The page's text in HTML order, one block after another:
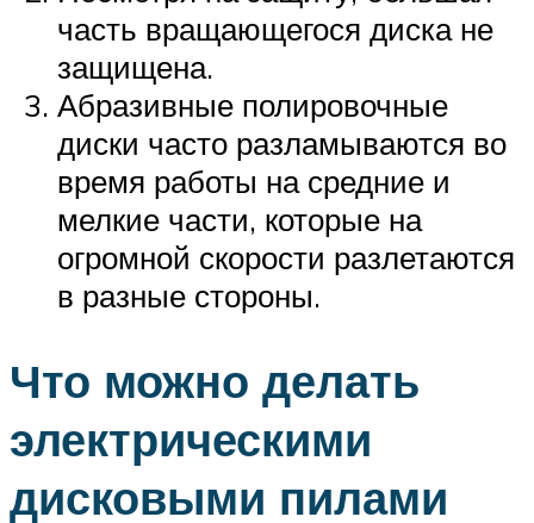
часть вращающегося диска не
защищена.
Абразивные полировочные
диски часто разламываются во
время работы на средние и
мелкие части, которые на
огромной скорости разлетаются
в разные стороны.
Что можно делать
электрическими
дисковыми пилами